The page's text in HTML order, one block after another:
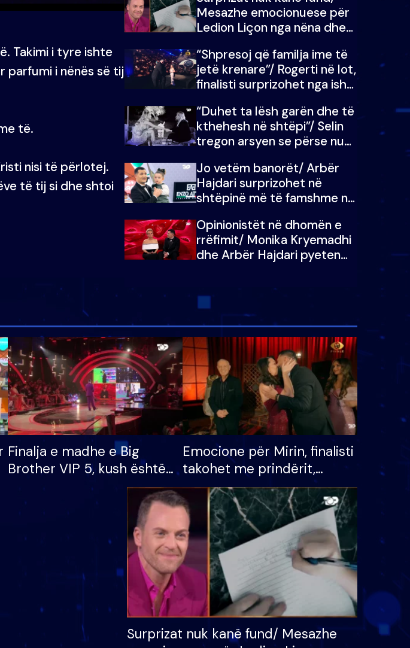
Takimi i tyre ishte
parfumi i nënës së tij
të.
nisi të përlotej.
të tij si dhe shtoi
kur…
Mesazhe emocionuese për
Ledion Liçon nga nëna dhe
i mban dot lotët: Nuk
meritoj…
“Shpresoj që familja ime të
jetë krenare”/ Rogerti në lot,
finalisti surprizohet nga ish-
“Duhet ta lësh garën dhe të
kthehesh në shtëpi”/ Selin
tregon arsyen se përse nuk
Doja ta çoja luftën time deri
në fund
Jo vetëm banorët/ Arbër
Hajdari surprizohet në
shtëpinë më të famshme në
me vajzën e tij
Opinionistët në dhomën e
rrëfimit/ Monika Kryemadhi
dhe Arbër Hajdari pyeten
zëvendësonit njëri-tjetrin?
Finalja e madhe e Big
Brother VIP 5, kush është
banori i parë që lë shtëpinë
dhe humb mundësinë për
të fituar çmimin e madh
Emocione për Mirin, finalisti
takohet me prindërit,
vajzën dhe bashkëshorten:
S’kemi ndonjë letër divorci
apo jo?
Surprizat nuk kanë fund/ Mesazhe